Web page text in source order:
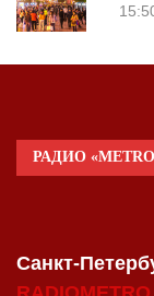
РАДИО
Санкт-